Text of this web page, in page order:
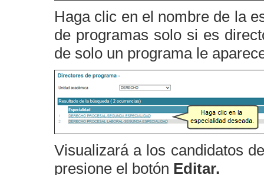
Haga clic en el nombre de la
de programas solo si es
de solo un programa le
Visualizará a los candidatos
presione el botón Editar.